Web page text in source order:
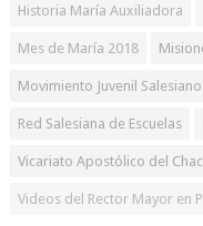
Historia María Auxiliadora
Mes de María 2018
Movimiento Juvenil Salesiano
Red Salesiana de Escuelas
Vicariato Apostólico del
Videos del Rector Mayor en